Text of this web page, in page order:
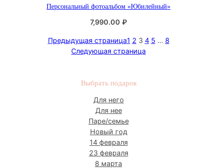
Персональный фотоальбом «Юбилейный»
7,990.00 ₽
Предыдущая страница1 2 3 4 5 … 8
Следующая страница
Выбрать подарок
Для него
Для нее
Паре/семье
Новый год
14 февраля
23 февраля
8 марта